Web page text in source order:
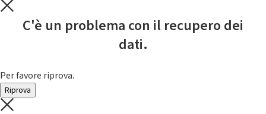
C'è un problema con il recupero dei
dati.
Per favore riprova.
Riprova